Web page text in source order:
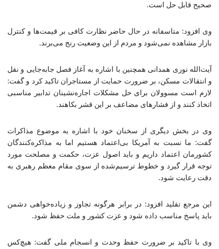
صحیح قابل حل است.
وی افزود: متاسفانه در حال حاضر نظارت کافی بر قیمت‌ها و کنترل
بازار مشاهده نمی‌شود و مردم از این وضعیت رنج می‌برند.
آیت‌الله نوری همدانی همچنین با اشاره به آغاز فصل جابه‌جایی و نقل
و انتقالات مسکن، بر ضرورت حمایت از مستاجران تاکید کرد و گفت:
لازم است مسوولان برای حل مشکلات اجاره‌نشینان تدابیر مناسبی
اتخاذ کنند و از فشارهای مضاعف بر این قشر بکاهند.
وی در بخش دیگری از سخنان خود با اشاره به موضوع مذاکرات
گفت: ما نسبت به آمریکا بی‌اعتماد هستیم اما به مذاکره‌کنندگان
کشورمان اعتماد داریم و باید اصول عزت، حکمت و مصلحت مورد
توجه قرار گیرد و خطوط ترسیم‌شده از سوی مقام معظم رهبری به
دقت رعایت شود.
این مرجع تقلید افزود: در برابر هرگونه تجاوز و زیاده‌خواهی دشمن
باید پاسخ مناسب داده شود و عزت کشور و ملت حفظ شود.
وی با تاکید بر ضرورت حفظ وحدت و انسجام ملی گفت: هیچ‌کس